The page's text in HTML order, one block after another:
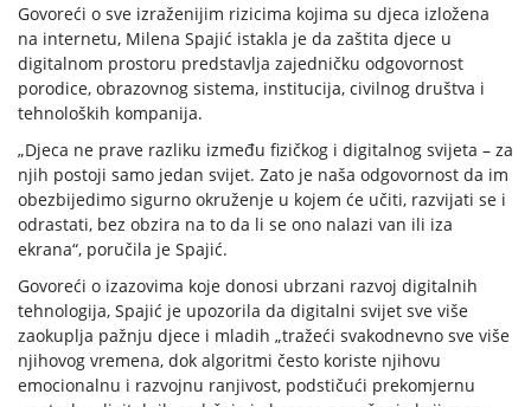
Govoreći o sve izraženijim rizicima kojima su djeca izložena
na internetu, Milena Spajić istakla je da zaštita djece u
digitalnom prostoru predstavlja zajedničku odgovornost
porodice, obrazovnog sistema, institucija, civilnog društva i
tehnoloških kompanija.
„Djeca ne prave razliku između fizičkog i digitalnog svijeta – za
njih postoji samo jedan svijet. Zato je naša odgovornost da im
obezbijedimo sigurno okruženje u kojem će učiti, razvijati se i
odrastati, bez obzira na to da li se ono nalazi van ili iza
ekrana“, poručila je Spajić.
Govoreći o izazovima koje donosi ubrzani razvoj digitalnih
tehnologija, Spajić je upozorila da digitalni svijet sve više
zaokuplja pažnju djece i mladih „tražeći svakodnevno sve više
njihovog vremena, dok algoritmi često koriste njihovu
emocionalnu i razvojnu ranjivost, podstičući prekomjernu